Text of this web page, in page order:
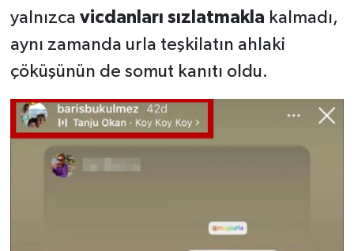
yalnızca vicdanları sızlatmakla kalmadı,
aynı zamanda urla teşkilatın ahlaki
çöküşünün de somut kanıtı oldu.